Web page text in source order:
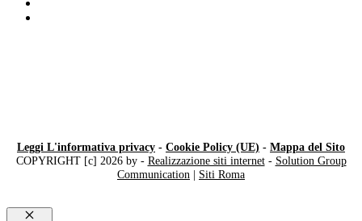
Leggi L'informativa privacy - Cookie Policy (UE) - Mappa del Sito
COPYRIGHT [c] 2026 by - Realizzazione siti internet- Solution Group
Communication | Siti Roma